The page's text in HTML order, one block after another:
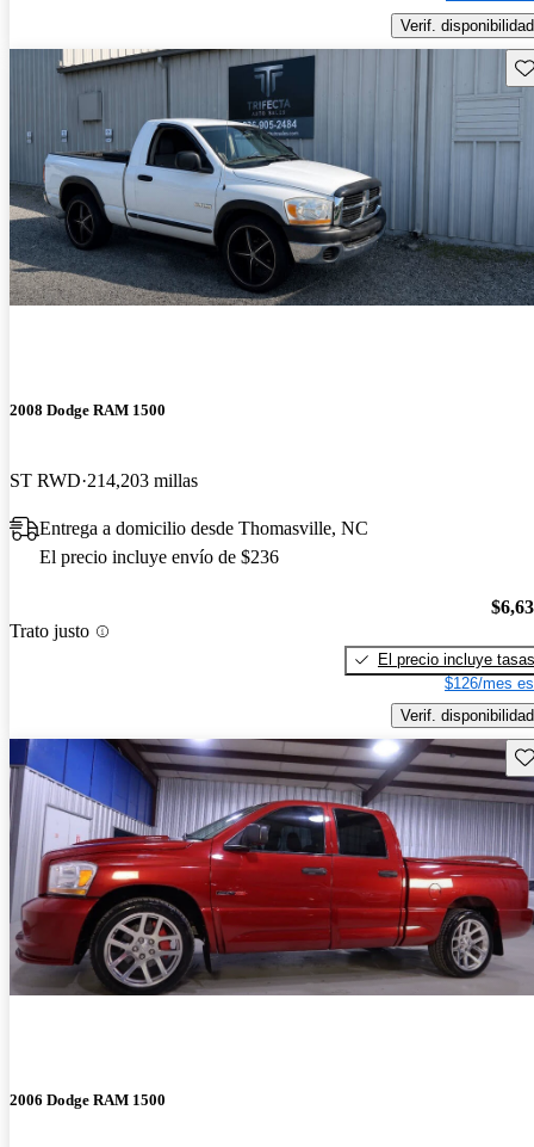
Verif. disponibilidad
2008 Dodge RAM 1500
ST RWD 214,203 millas
Entrega a domicilio desde Thomasville, NC
El precio incluye envío de $236
Trato justo
El precio incluye tasas
$126/mes
Verif. disponibilidad
2006 Dodge RAM 1500